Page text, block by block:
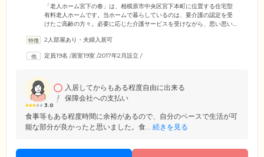
「老人ホーム宮下の春」は、相模原市中央区宮下本町に位置する住宅型
有料老人ホームです。当ホームで暮らしているのは、要介護の認定を受
けたご高齢の方々。必要に応じた介護サービスを受けながら、思い思い
は入居金・保証金をいただいておらず、ご入居時の負担を減らしていま
診療やデイサービスなど、当法人運営のサービスはご入居後即日ご利用
2人部屋あり・夫婦入居可
定員19名 /居室19室 /2017年2月設立 /
3.0
入居してからもある程度自由に出来る
保障会社への支払い
食事等もある程度時間に余裕があるので、自分のペースで生活が可
能な部分が良かったと思いました。食... 続きを見る